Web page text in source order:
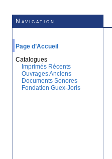
Navigation
Page d’Accueil
Catalogues
Imprimés Récents
Ouvrages Anciens
Documents Sonores
Fondation Guex-Joris